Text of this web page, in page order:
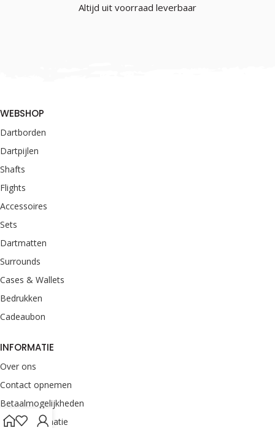
Altijd uit voorraad leverbaar
WEBSHOP
Dartborden
Dartpijlen
Shafts
Flights
Accessoires
Sets
Dartmatten
Surrounds
Cases & Wallets
Bedrukken
Cadeaubon
INFORMATIE
Over ons
Contact opnemen
Betaalmogelijkheden
Retourinformatie